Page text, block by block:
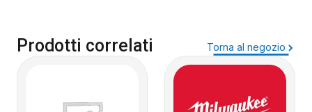
Prodotti correlati Torna al negozio